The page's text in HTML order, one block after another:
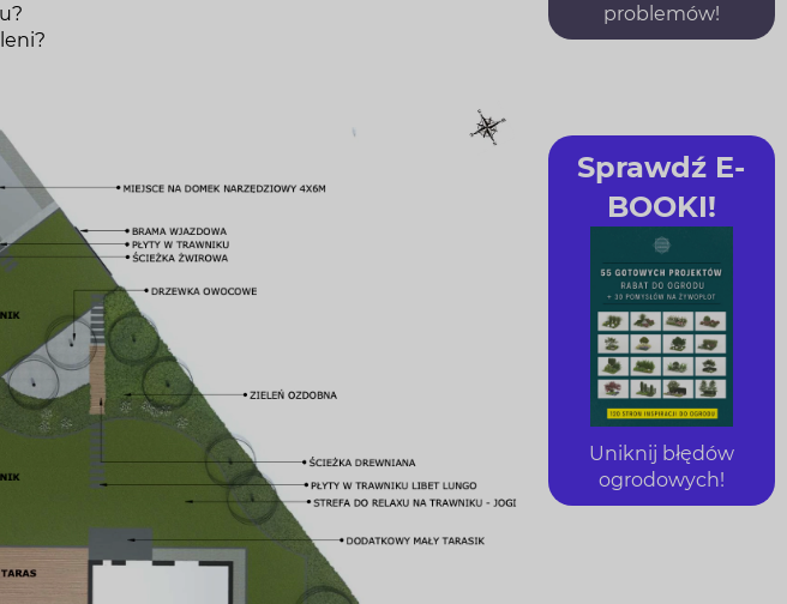
problemów!
Sprawdź E-
BOOKI!
Uniknij błędów
ogrodowych!